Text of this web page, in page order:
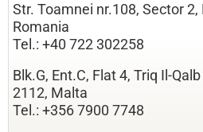
Str. Toamnei nr.108, Sector
Romania
Tel.: +40 722 302258
Blk.G, Ent.C, Flat 4, Triq Il-
2112, Malta
Tel.: +356 7900 7748